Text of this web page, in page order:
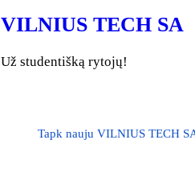
VILNIUS TECH SA
Už studentišką rytojų!
Tapk nauju VILNIUS TECH